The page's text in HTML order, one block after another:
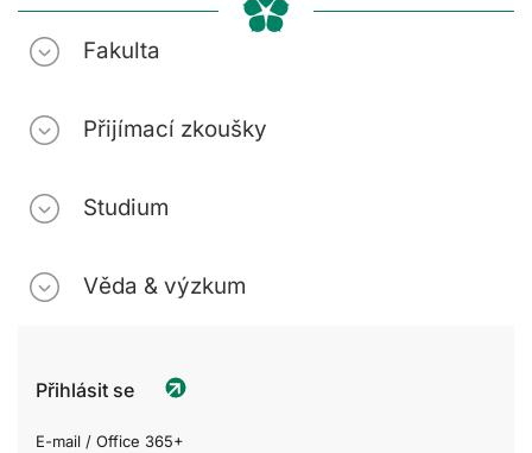
Fakulta
Přijímací zkoušky
Studium
Věda & výzkum
Přihlásit se
E-mail / Office 365+